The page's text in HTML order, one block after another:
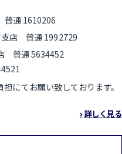
通 1610206
店 普通 1992729
普通 5634452
にてお願い致しております。
詳しく見る